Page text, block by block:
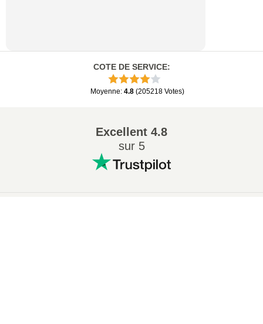
COTE DE SERVICE:
Moyenne: 4.8 (205218 Votes)
Excellent 4.8
sur 5